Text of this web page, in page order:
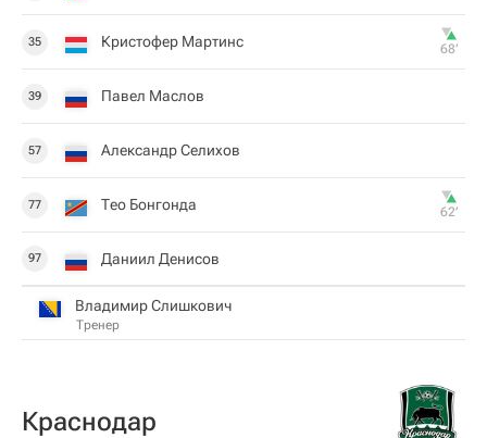
35 Кристофер Мартинс 68‎’‎
39 Павел Маслов
57 Александр Селихов
77 Тео Бонгонда 62‎’‎
97 Даниил Денисов
Владимир Слишкович
Тренер
Краснодар